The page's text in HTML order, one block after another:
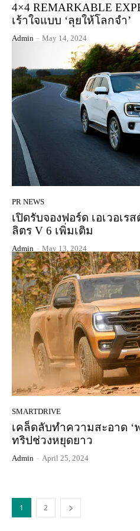
4×4 REMARKABLE
เร้าใจแบบ ‘ลุยให้โลกจำ’
Admin - May 14, 2024
PR NEWS
เปิดรับจองฟอร์ด เอเวอเ
ลิตร V 6 เพิ่มเติม
Admin - May 13, 2024
SMARTDRIVE
เคล็ดลับทำความสะอาด ‘
ทริปช่วงหยุดยาว
Admin - April 25, 2024
1 2